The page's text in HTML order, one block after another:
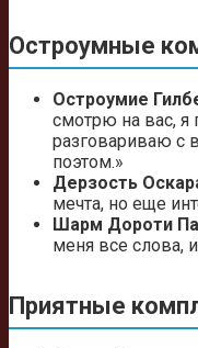
Остроумные
Остроумие
смотрю на вас, я
разговариваю с
поэтом.»
Дерзость
мечта, но еще
Шарм Дороти
меня все слова,
Приятные